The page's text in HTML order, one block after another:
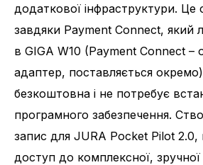
додаткової інфраструктури.
завдяки Payment Connect, який
в GIGA W10 (Payment Connect –
адаптер, поставляється
безкоштовна і не потребує
програмного забезпечення.
запис для JURA Pocket Pilot
доступ до комплексної,